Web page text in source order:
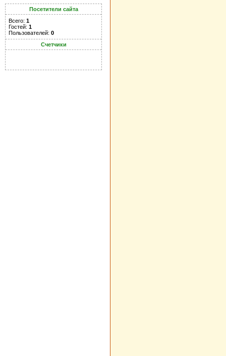
Посетители сайта
Всего: 1
Гостей: 1
Пользователей: 0
Счетчики